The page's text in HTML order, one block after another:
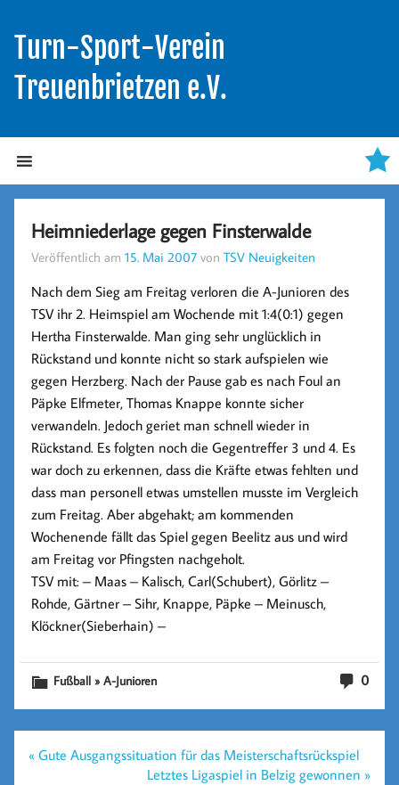
Turn-Sport-Verein
Treuenbrietzen e.V.
Heimniederlage gegen Finsterwalde
Veröffentlich am15. Mai 2007 vonTSV Neuigkeiten
Nach dem Sieg am Freitag verloren die A-Junioren des
TSV ihr 2. Heimspiel am Wochende mit 1:4(0:1) gegen
Hertha Finsterwalde. Man ging sehr unglücklich in
Rückstand und konnte nicht so stark aufspielen wie
gegen Herzberg. Nach der Pause gab es nach Foul an
Päpke Elfmeter, Thomas Knappe konnte sicher
verwandeln. Jedoch geriet man schnell wieder in
Rückstand. Es folgten noch die Gegentreffer 3 und 4. Es
war doch zu erkennen, dass die Kräfte etwas fehlten und
dass man personell etwas umstellen musste im Vergleich
zum Freitag. Aber abgehakt; am kommenden
Wochenende fällt das Spiel gegen Beelitz aus und wird
am Freitag vor Pfingsten nachgeholt.
TSV mit: – Maas – Kalisch, Carl(Schubert), Görlitz –
Rohde, Gärtner – Sihr, Knappe, Päpke – Meinusch,
Klöckner(Sieberhain) –
0
Fußball » A-Junioren
Beitragsnavigation
« Gute Ausgangssituation für das Meisterschaftsrückspiel
Letztes Ligaspiel in Belzig gewonnen »